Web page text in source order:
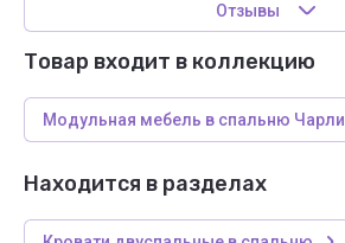
Отзывы
Товар входит в коллекцию
Модульная мебель в спальню Чарли
Находится в разделах